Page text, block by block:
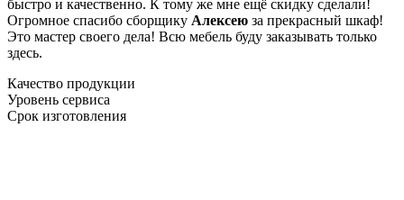
быстро и качественно. К тому же мне ещё скидку сделали!
Огромное спасибо сборщику Алексею за прекрасный шкаф!
Это мастер своего дела! Всю мебель буду заказывать только
здесь.
Качество продукции
Уровень сервиса
Срок изготовления